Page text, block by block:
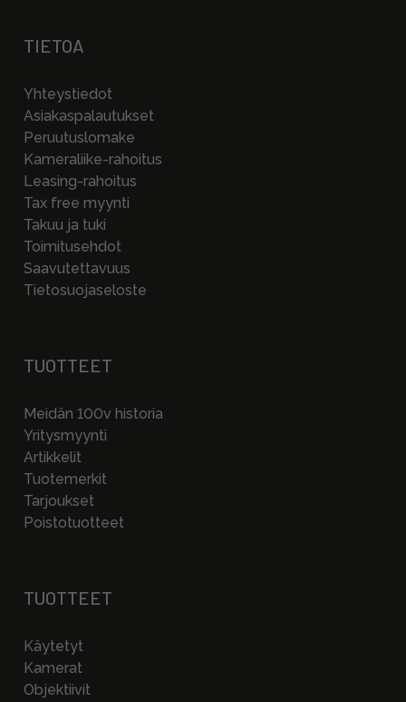
TIETOA
Yhteystiedot
Asiakaspalautukset
Peruutuslomake
Kameraliike-rahoitus
Leasing-rahoitus
Tax free myynti
Takuu ja tuki
Toimitusehdot
Saavutettavuus
Tietosuojaseloste
TUOTTEET
Meidän 100v historia
Yritysmyynti
Artikkelit
Tuotemerkit
Tarjoukset
Poistotuotteet
TUOTTEET
Käytetyt
Kamerat
Objektiivit